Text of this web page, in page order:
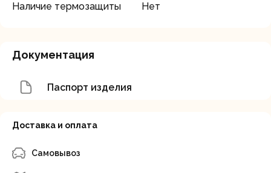
Наличие термозащиты
Нет
Документация
Паспорт изделия
Доставка и оплата
Самовывоз